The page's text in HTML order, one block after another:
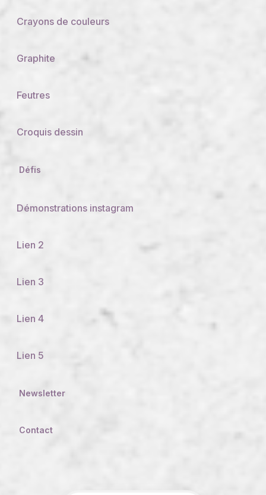
Crayons de couleurs
Graphite
Feutres
Croquis dessin
Défis
Démonstrations instagram
Lien 2
Lien 3
Lien 4
Lien 5
Newsletter
Contact